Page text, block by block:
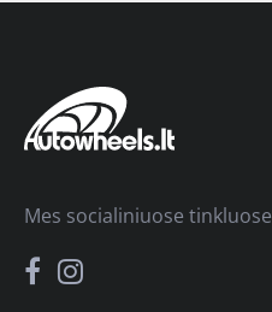
Mes socialiniuose tinkluose